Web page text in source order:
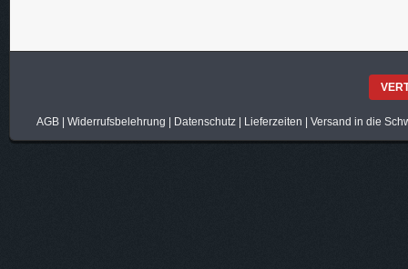
AGB| Widerrufsbelehrung | Datenschutz| Lieferzeiten | Versand in die